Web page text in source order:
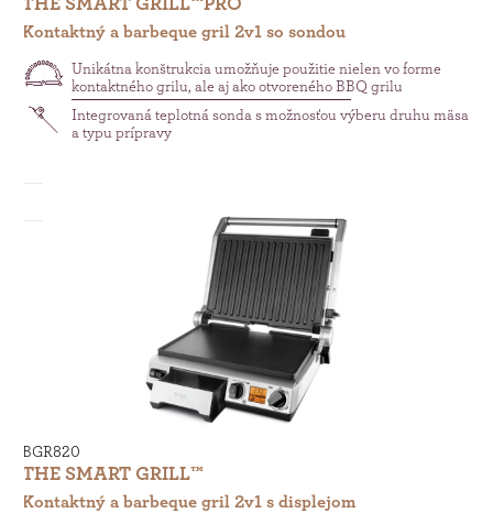
Kontaktný a barbeque gril 2v1 so sondou
Unikátna konštrukcia umožňuje použitie nielen vo forme
kontaktného grilu, ale aj ako otvoreného BBQ grilu
Integrovaná teplotná sonda s možnosťou výberu druhu mäsa
a typu prípravy
BGR820
THE SMART GRILL™
Kontaktný a barbeque gril 2v1 s displejom